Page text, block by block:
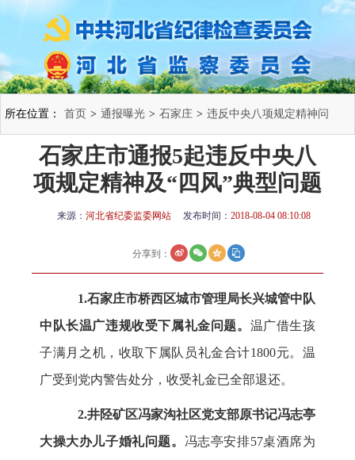
所在位置： 首页 > 通报曝光 > 石家庄 > 违反中央八项规定精神问
石家庄市通报5起违反中央八
项规定精神及“四风”典型问题
来源： 河北省纪委监委网站 发布时间： 2018-08-04 08:10:08
分享到：
1.石家庄市桥西区城市管理局长兴城管中队
中队长温广违规收受下属礼金问题。 温广借生孩
子满月之机，收取下属队员礼金合计1800元。温
广受到党内警告处分，收受礼金已全部退还。
2.井陉矿区冯家沟社区党支部原书记冯志亭
大操大办儿子婚礼问题。 冯志亭安排57桌酒席为